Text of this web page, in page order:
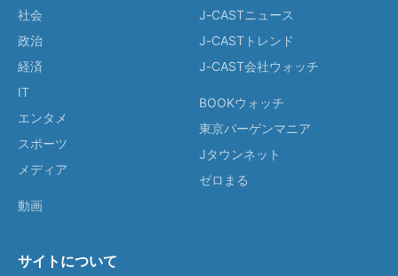
社会
政治
経済
IT
エンタメ
スポーツ
メディア
動画
J-CASTニュース
J-CASTトレンド
J-CAST会社ウォッチ
BOOKウォッチ
東京バーゲンマニア
Jタウンネット
ゼロまる
サイトについて